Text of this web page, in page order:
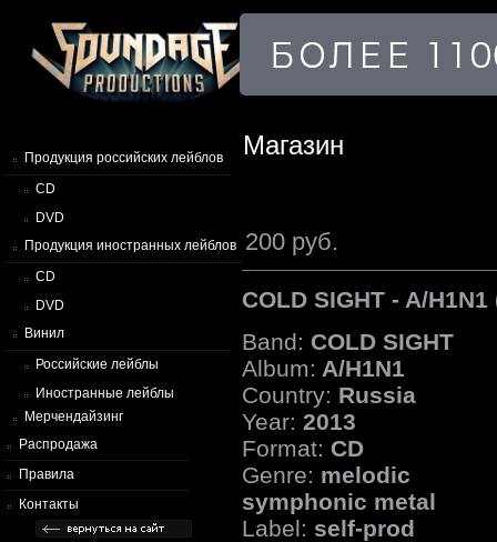
Продукция российских лейблов
CD
DVD
Продукция иностранных лейблов
CD
DVD
Винил
Российские лейблы
Иностранные лейблы
Мерчендайзинг
Распродажа
Правила
Контакты
Магазин
200 руб.
COLD SIGHT - A/H1N1
Band: COLD SIGHT
Album: A/H1N1
Country: Russia
Year: 2013
Format: CD
Genre: melodic
symphonic metal
Label: self-prod